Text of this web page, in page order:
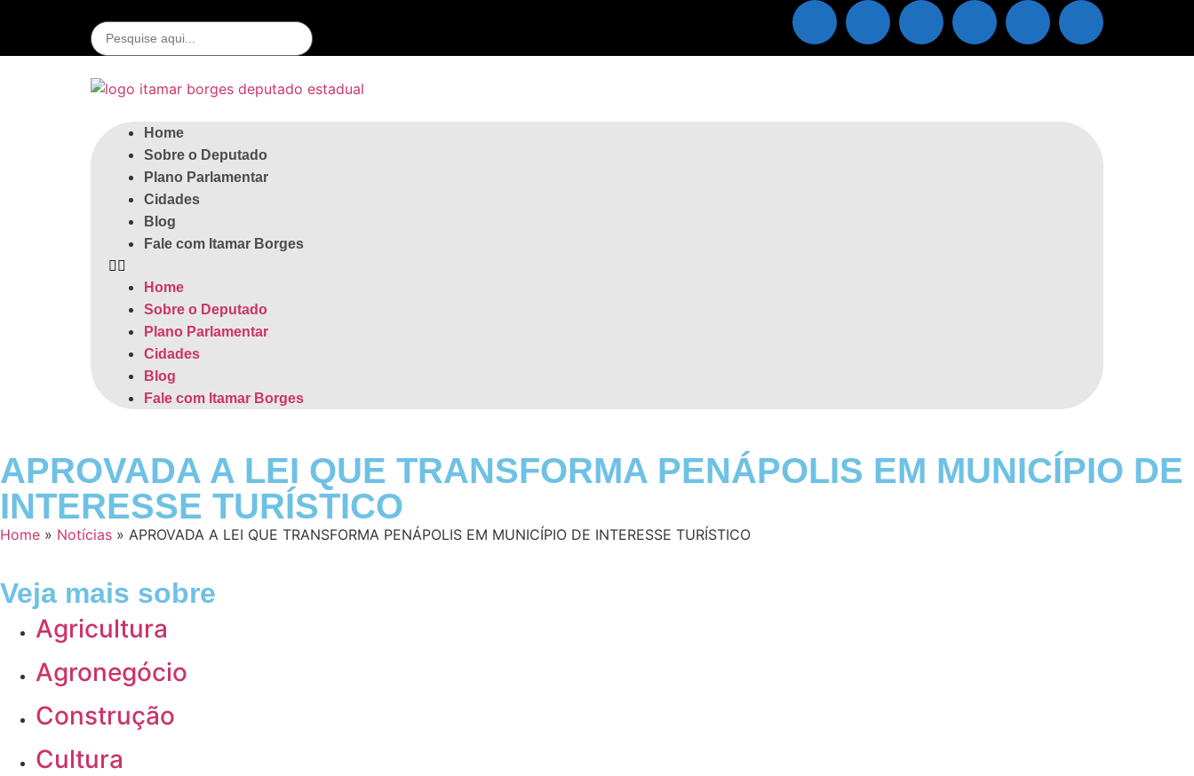
Home
Sobre o Deputado
Plano Parlamentar
Cidades
Blog
Fale com Itamar Borges
Home
Sobre o Deputado
Plano Parlamentar
Cidades
Blog
Fale com Itamar Borges
APROVADA A LEI QUE TRANSFORMA PENÁPOLIS EM MUNICÍPIO DE
INTERESSE TURÍSTICO
Home » Notícias » APROVADA A LEI QUE TRANSFORMA PENÁPOLIS EM MUNICÍPIO DE INTERESSE TURÍSTICO
Veja mais sobre
Agricultura
Agronegócio
Construção
Cultura